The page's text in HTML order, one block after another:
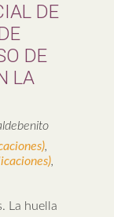
DE
DE
LA
,
,
La huella